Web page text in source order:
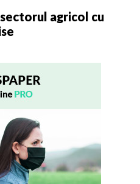
agricol cu